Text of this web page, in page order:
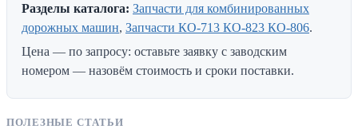
Разделы каталога: Запчасти для комбинированных
дорожных машин, Запчасти КО-713 КО-823 КО-806.
Цена — по запросу: оставьте заявку с заводским
номером — назовём стоимость и сроки поставки.
ПОЛЕЗНЫЕ СТАТЬИ